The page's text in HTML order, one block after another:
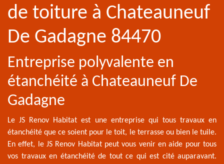
de toiture à Chateauneuf
De Gadagne 84470
Entreprise polyvalente en
étanchéité à Chateauneuf De
Gadagne
Le JS Renov Habitat est une entreprise qui tous travaux en
étanchéité que ce soient pour le toit, le terrasse ou bien le tuile.
En effet, le JS Renov Habitat peut vous venir en aide pour tous
vos travaux en étanchéité de tout ce qui est cité auparavant.